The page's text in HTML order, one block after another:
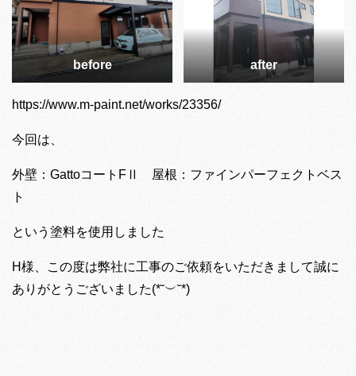
before after
https://www.m-paint.net/works/23356/
今回は、
外壁：GattoコートFⅡ 屋根：ファインパーフェクトベス
ト
という塗料を使用しました
H様、この度は弊社に工事のご依頼をいただきまして誠に
ありがとうございました(*˘︶˘*)